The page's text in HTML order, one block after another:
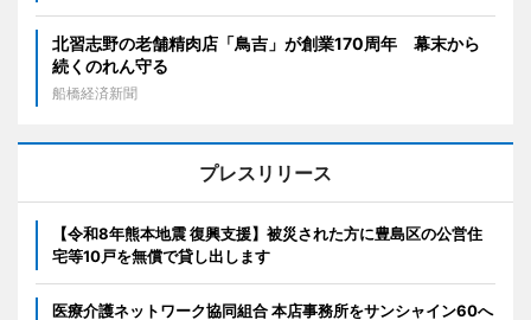
北習志野の老舗精肉店「鳥吉」が創業170周年 幕末から
続くのれん守る
船橋経済新聞
プレスリリース
【令和8年熊本地震 復興支援】被災された方に豊島区の公営住
宅等10戸を無償で貸し出します
医療介護ネットワーク協同組合 本店事務所をサンシャイン60へ